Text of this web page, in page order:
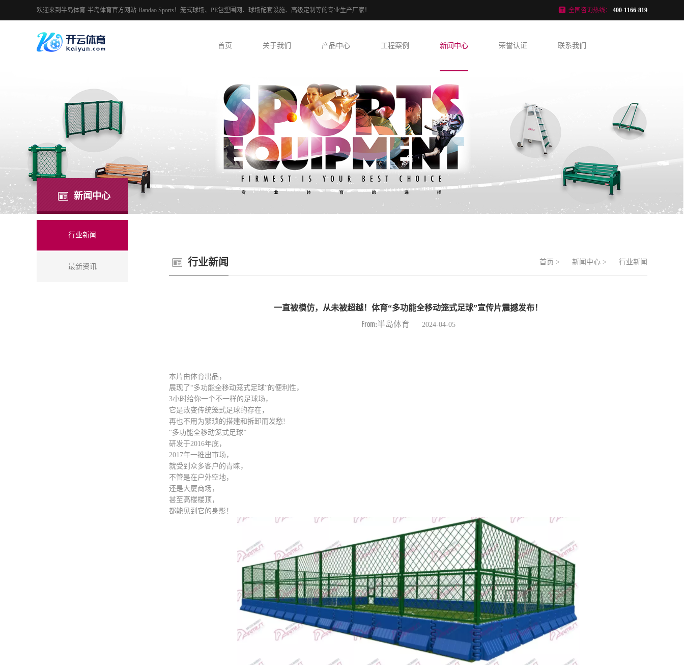
欢迎来到半岛体育-半岛体育官方网站-Bandao Sports！笼式球场、PE包塑围网、球场配套设施、高级定制等的专业生产厂家！ 全国咨询热线： 400-1166-819
首页 关于我们 产品中心 工程案例 新闻中心 荣誉认证 联系我们
新闻中心
行业新闻
最新资讯 行业新闻 首页 > 新闻中心 > 行业新闻
一直被模仿，从未被超越！体育“多功能全移动笼式足球”宣传片震撼发布！
From:半岛体育 2024-04-05
本片由体育出品，
展现了“多功能全移动笼式足球”的便利性，
3小时给你一个不一样的足球场，
它是改变传统笼式足球的存在，
再也不用为繁琐的搭建和拆卸而发愁!
“多功能全移动笼式足球”
研发于2016年底，
2017年一推出市场，
就受到众多客户的青睐，
不管是在户外空地，
还是大厦商场，
甚至高楼楼顶，
都能见到它的身影！